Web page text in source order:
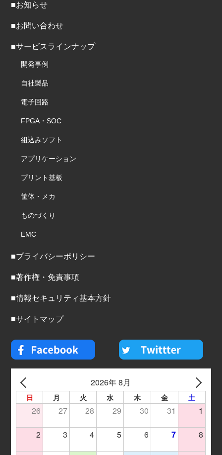
■お知らせ
■お問い合わせ
■サービスラインナップ
開発事例
自社製品
電子回路
FPGA・SOC
組込みソフト
アプリケーション
プリント基板
筐体・メカ
ものづくり
EMC
■プライバシーポリシー
■著作権・免責事項
■情報セキュリティ基本方針
■サイトマップ
2026年 8月
日 月 火 水 木 金 土
26 27 28 29 30 31 1
2 3 4 5 6 7 8